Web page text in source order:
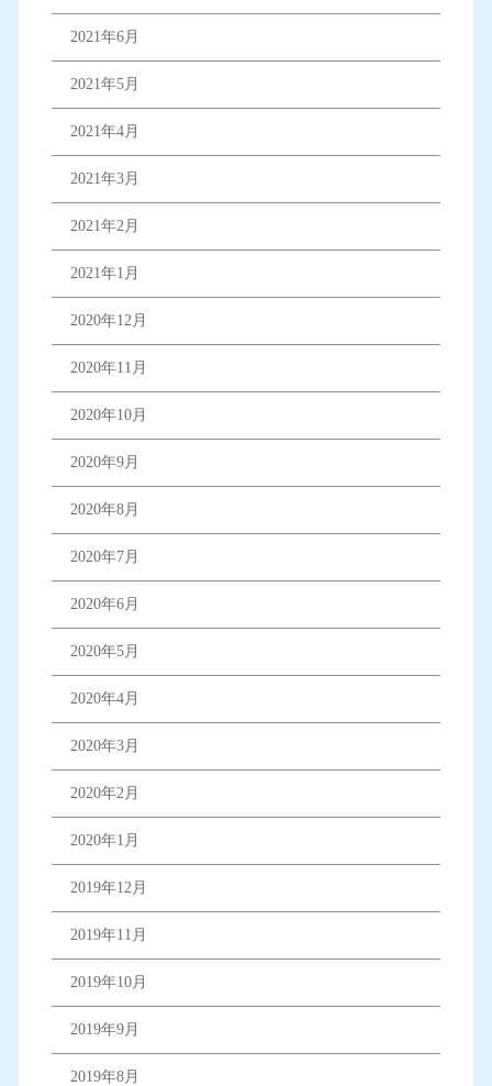
2021年6月
2021年5月
2021年4月
2021年3月
2021年2月
2021年1月
2020年12月
2020年11月
2020年10月
2020年9月
2020年8月
2020年7月
2020年6月
2020年5月
2020年4月
2020年3月
2020年2月
2020年1月
2019年12月
2019年11月
2019年10月
2019年9月
2019年8月